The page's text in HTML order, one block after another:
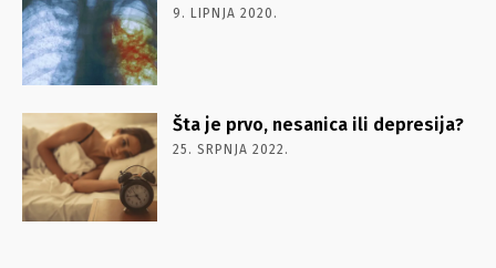
9. LIPNJA 2020.
Šta je prvo, nesanica ili depresija?
25. SRPNJA 2022.